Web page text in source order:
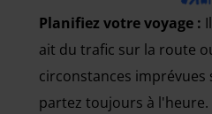
Planifiez votre voyage :
ait du trafic sur la route
circonstances
partez toujours à l'heure.